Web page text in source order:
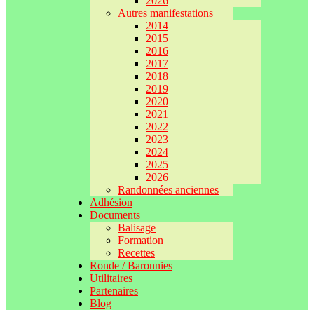
Autres manifestations
2014
2015
2016
2017
2018
2019
2020
2021
2022
2023
2024
2025
2026
Randonnées anciennes
Adhésion
Documents
Balisage
Formation
Recettes
Ronde / Baronnies
Utilitaires
Partenaires
Blog